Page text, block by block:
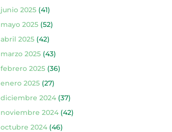
junio 2025(41)
mayo 2025(52)
abril 2025(42)
marzo 2025(43)
febrero 2025(36)
enero 2025(27)
diciembre 2024(37)
noviembre 2024(42)
octubre 2024(46)